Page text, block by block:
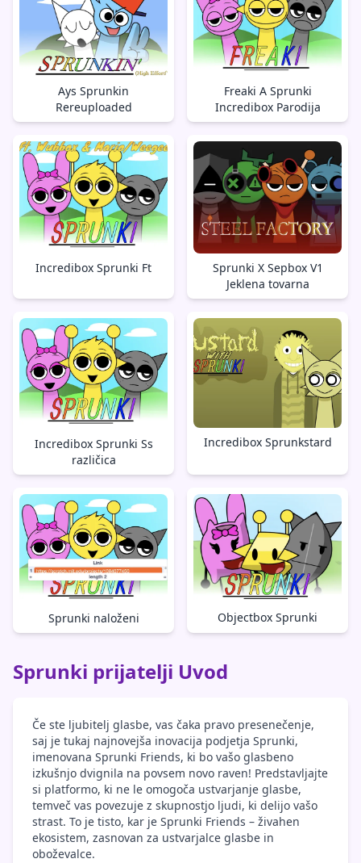
Ays Sprunkin
Rereuploaded
Freaki A Sprunki
Incredibox Parodija
Incredibox Sprunki Ft
Sprunki X Sepbox V1
Jeklena tovarna
Incredibox Sprunki Ss
različica
Incredibox Sprunkstard
Sprunki naloženi Objectbox Sprunki
Sprunki prijatelji Uvod
Če ste ljubitelj glasbe, vas čaka pravo presenečenje,
saj je tukaj najnovejša inovacija podjetja Sprunki,
imenovana Sprunki Friends, ki bo vašo glasbeno
izkušnjo dvignila na povsem novo raven! Predstavljajte
si platformo, ki ne le omogoča ustvarjanje glasbe,
temveč vas povezuje z skupnostjo ljudi, ki delijo vašo
strast. To je tisto, kar je Sprunki Friends – živahen
ekosistem, zasnovan za ustvarjalce glasbe in
oboževalce.